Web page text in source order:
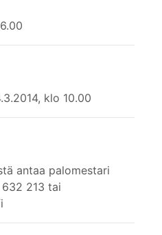
klo 10.00
antaa palomestari
213 tai